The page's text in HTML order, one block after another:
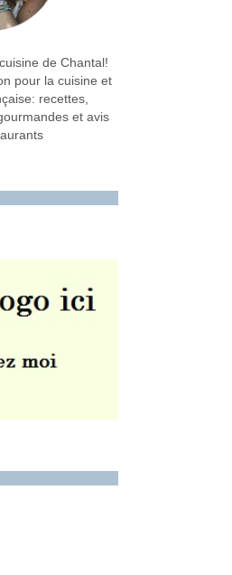
de Chantal!
pour la cuisine et
recettes,
et avis